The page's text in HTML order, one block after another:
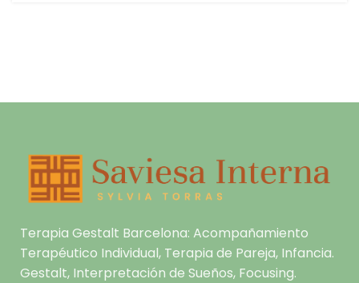
Terapia Gestalt Barcelona: Acompañamiento
Terapéutico Individual, Terapia de Pareja, Infancia.
Gestalt, Interpretación de Sueños, Focusing.